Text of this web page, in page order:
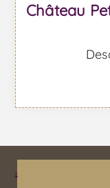
Château